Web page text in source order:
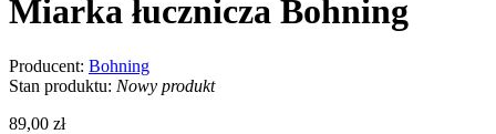
Miarka łucznicza Bohning
Producent: Bohning
Stan produktu: Nowy produkt
89,00 zł